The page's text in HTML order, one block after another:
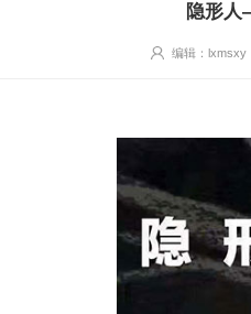
隐形
编辑：lxmsxy